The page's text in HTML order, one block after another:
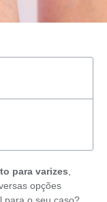
para varizes
opções